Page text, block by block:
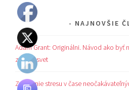
NAJNOVŠIE
Adam Grant: Originálni. Návod ako
zmeniť svet
Zvládanie stresu v čase